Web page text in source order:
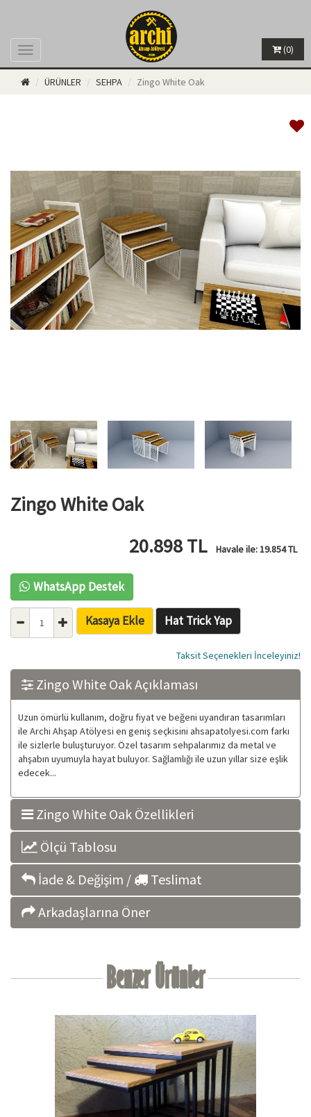
Menü (0)
ÜRÜNLER SEHPA Zingo White Oak
Zingo White Oak
20.898TL Havale ile:19.854TL
WhatsApp Destek
Kasaya Ekle Hat Trick Yap
Taksit Seçenekleri İnceleyiniz!
Zingo White Oak Açıklaması
Uzun ömürlü kullanım, doğru fiyat ve beğeni uyandıran tasarımları
ile Archi Ahşap Atölyesi en geniş seçkisini ahsapatolyesi.com farkı
ile sizlerle buluşturuyor. Özel tasarım sehpalarımız da metal ve
ahşabın uyumuyla hayat buluyor. Sağlamlığı ile uzun yıllar size eşlik
edecek...
Zingo White Oak Özellikleri
Ölçü Tablosu
İade & Değişim /
Teslimat
Arkadaşlarına Öner
Benzer Ürünler